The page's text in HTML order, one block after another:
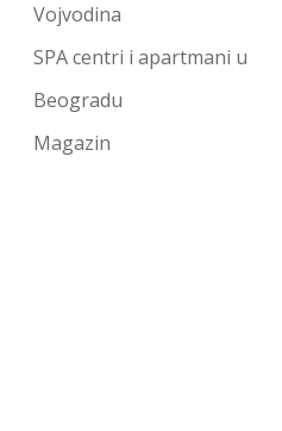
Vojvodina
SPA centri i apartmani u
Beogradu
Magazin